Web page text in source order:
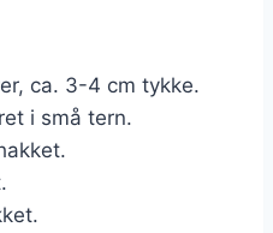
ca. 3-4 cm tykke.
i små tern.